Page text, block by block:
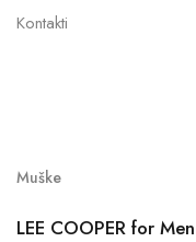
Kontakti
Muške
LEE COOPER for Men